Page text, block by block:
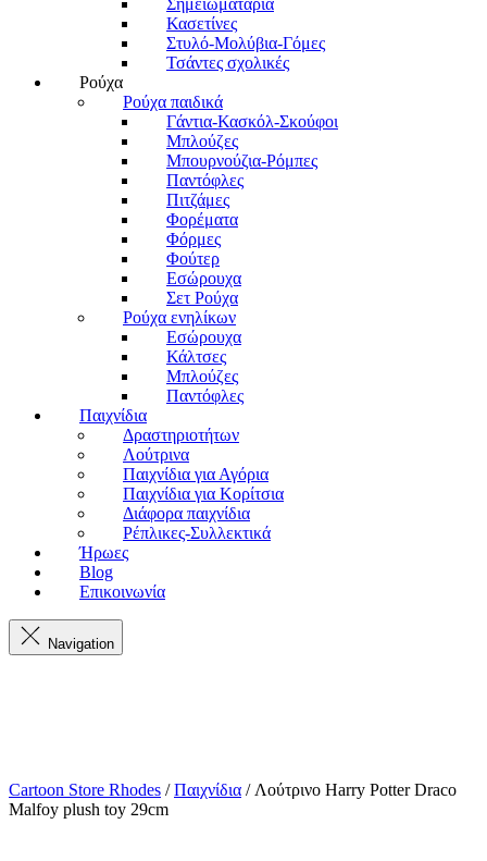
Σημειωματάρια
Κασετίνες
Στυλό-Μολύβια-Γόμες
Τσάντες σχολικές
Ρούχα
Ρούχα παιδικά
Γάντια-Κασκόλ-Σκούφοι
Μπλούζες
Μπουρνούζια-Ρόμπες
Παντόφλες
Πιτζάμες
Φορέματα
Φόρμες
Φούτερ
Εσώρουχα
Σετ Ρούχα
Ρούχα ενηλίκων
Εσώρουχα
Κάλτσες
Μπλούζες
Παντόφλες
Παιχνίδια
Δραστηριοτήτων
Λούτρινα
Παιχνίδια για Αγόρια
Παιχνίδια για Κορίτσια
Διάφορα παιχνίδια
Ρέπλικες-Συλλεκτικά
Ήρωες
Blog
Επικοινωνία
Navigation
Cartoon Store Rhodes /Παιχνίδια / Λούτρινο Harry Potter Draco
Malfoy plush toy 29cm